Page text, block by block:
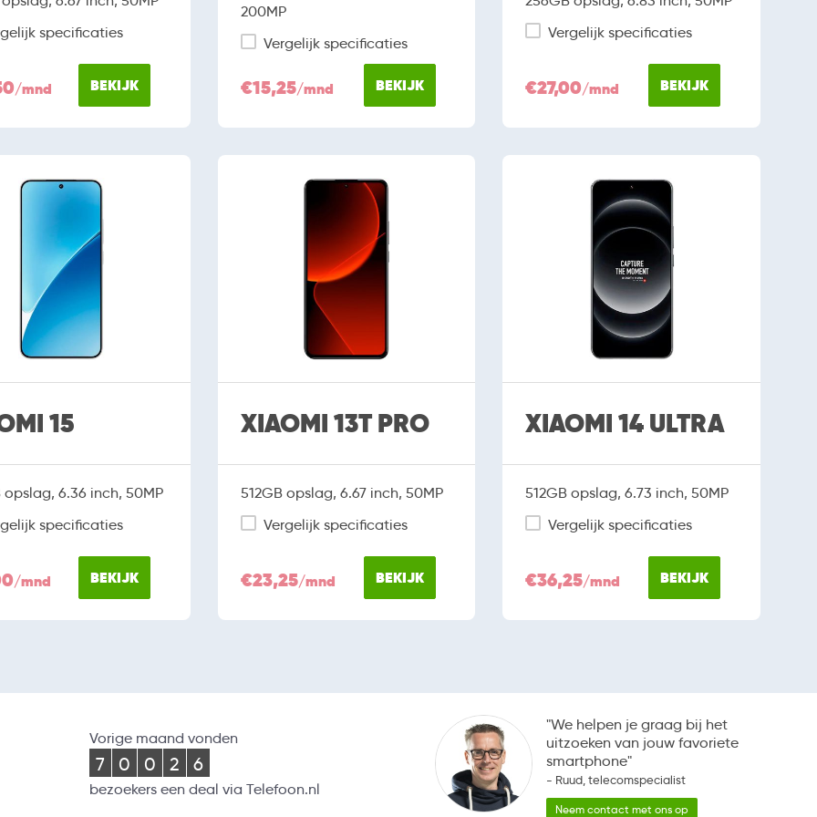
specificaties
/mnd BEKIJK
200MP
Vergelijk specificaties
€15,25/mnd BEKIJK
Vergelijk specificaties
€27,00/mnd BEKIJK
15
opslag, 6.36 inch, 50MP
specificaties
/mnd BEKIJK
XIAOMI 13T PRO
512GB opslag, 6.67 inch, 50MP
Vergelijk specificaties
€23,25/mnd BEKIJK
XIAOMI 14 ULTRA
512GB opslag, 6.73 inch, 50MP
Vergelijk specificaties
€36,25/mnd BEKIJK
Vorige maand vonden
7 0 0 2 6
bezoekers een deal via Telefoon.nl
"We helpen je graag bij het
uitzoeken van jouw favoriete
smartphone"
- Ruud, telecomspecialist
Neem contact met ons op